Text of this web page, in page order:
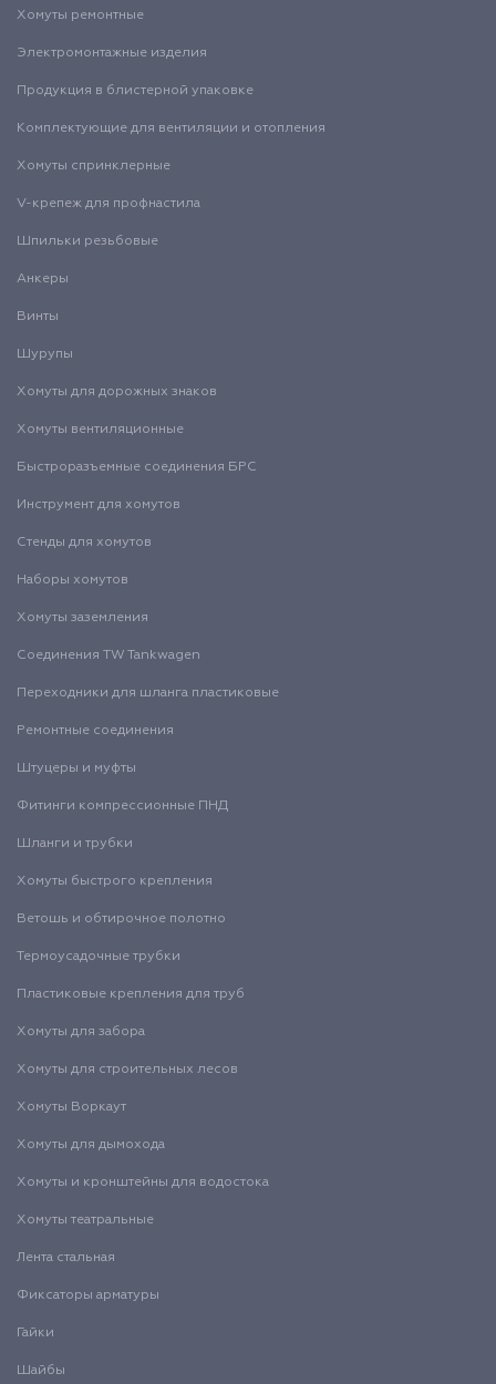
Хомуты ремонтные
Электромонтажные изделия
Продукция в блистерной упаковке
Комплектующие для вентиляции и отопления
Хомуты спринклерные
V-крепеж для профнастила
Шпильки резьбовые
Анкеры
Винты
Шурупы
Хомуты для дорожных знаков
Хомуты вентиляционные
Быстроразъемные соединения БРС
Инструмент для хомутов
Стенды для хомутов
Наборы хомутов
Хомуты заземления
Соединения TW Tankwagen
Переходники для шланга пластиковые
Ремонтные соединения
Штуцеры и муфты
Фитинги компрессионные ПНД
Шланги и трубки
Хомуты быстрого крепления
Ветошь и обтирочное полотно
Термоусадочные трубки
Пластиковые крепления для труб
Хомуты для забора
Хомуты для строительных лесов
Хомуты Воркаут
Хомуты для дымохода
Хомуты и кронштейны для водостока
Хомуты театральные
Лента стальная
Фиксаторы арматуры
Гайки
Шайбы